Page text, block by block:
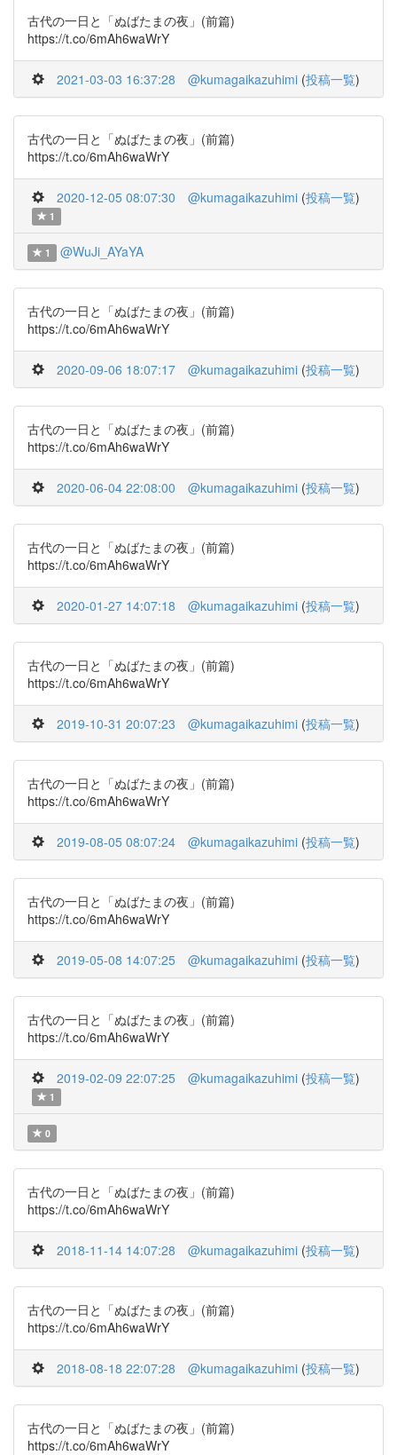
古代の一日と「ぬばたまの夜」(前篇)
https://t.co/6mAh6waWrY
2021-03-03 16:37:28 @kumagaikazuhimi (投稿一覧)
古代の一日と「ぬばたまの夜」(前篇)
https://t.co/6mAh6waWrY
2020-12-05 08:07:30 @kumagaikazuhimi (投稿一覧)
1
1 @WuJi_AYaYA
古代の一日と「ぬばたまの夜」(前篇)
https://t.co/6mAh6waWrY
2020-09-06 18:07:17 @kumagaikazuhimi (投稿一覧)
古代の一日と「ぬばたまの夜」(前篇)
https://t.co/6mAh6waWrY
2020-06-04 22:08:00 @kumagaikazuhimi (投稿一覧)
古代の一日と「ぬばたまの夜」(前篇)
https://t.co/6mAh6waWrY
2020-01-27 14:07:18 @kumagaikazuhimi (投稿一覧)
古代の一日と「ぬばたまの夜」(前篇)
https://t.co/6mAh6waWrY
2019-10-31 20:07:23 @kumagaikazuhimi (投稿一覧)
古代の一日と「ぬばたまの夜」(前篇)
https://t.co/6mAh6waWrY
2019-08-05 08:07:24 @kumagaikazuhimi (投稿一覧)
古代の一日と「ぬばたまの夜」(前篇)
https://t.co/6mAh6waWrY
2019-05-08 14:07:25 @kumagaikazuhimi (投稿一覧)
古代の一日と「ぬばたまの夜」(前篇)
https://t.co/6mAh6waWrY
2019-02-09 22:07:25 @kumagaikazuhimi (投稿一覧)
1
0
古代の一日と「ぬばたまの夜」(前篇)
https://t.co/6mAh6waWrY
2018-11-14 14:07:28 @kumagaikazuhimi (投稿一覧)
古代の一日と「ぬばたまの夜」(前篇)
https://t.co/6mAh6waWrY
2018-08-18 22:07:28 @kumagaikazuhimi (投稿一覧)
古代の一日と「ぬばたまの夜」(前篇)
https://t.co/6mAh6waWrY